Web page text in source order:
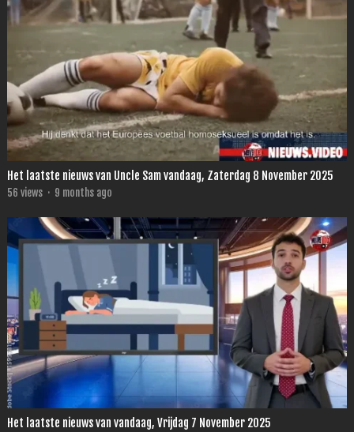
Het laatste nieuws van Uncle Sam vandaag, Zaterdag 8 November 2025
56 views · 9 months ago
Het laatste nieuws van vandaag, Vrijdag 7 November 2025